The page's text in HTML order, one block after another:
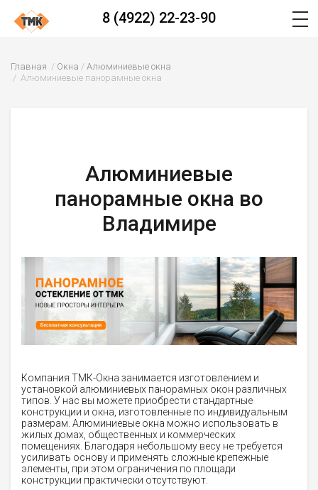
8 (4922) 22-23-90
Главная Окна
Алюминиевые окна
Алюминиевые панорамные окна
Алюминиевые
панорамные окна во
Владимире
Компания ТМК-Окна занимается изготовлением и
установкой алюминиевых панорамных окон различных
типов. У нас вы можете приобрести стандартные
конструкции и окна, изготовленные по индивидуальным
размерам. Алюминиевые окна можно использовать в
жилых домах, общественных и коммерческих
помещениях. Благодаря небольшому весу не требуется
усиливать основу и применять сложные крепежные
элементы, при этом ограничения по площади
конструкции практически отсутствуют.